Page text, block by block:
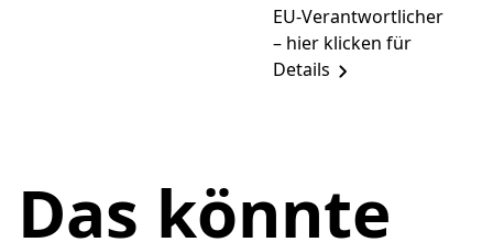
EU-Verantwortlicher
– hier klicken für
Details
Das könnte